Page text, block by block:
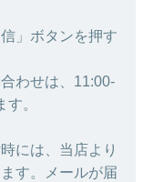
」ボタンを押す
わせは、11:00-
。
には、当店より
す。メールが届